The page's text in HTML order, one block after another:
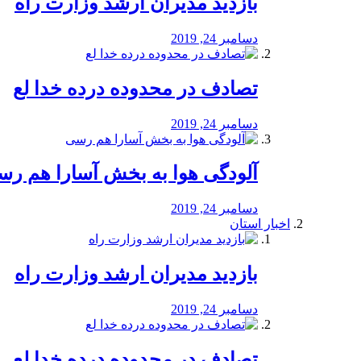
دسامبر 24, 2019
تصادف در محدوده درده خدا لع
دسامبر 24, 2019
آلودگی هوا به بخش آسارا هم
دسامبر 24, 2019
اخبار استان
بازدید مدیران ارشد وزارت راه
دسامبر 24, 2019